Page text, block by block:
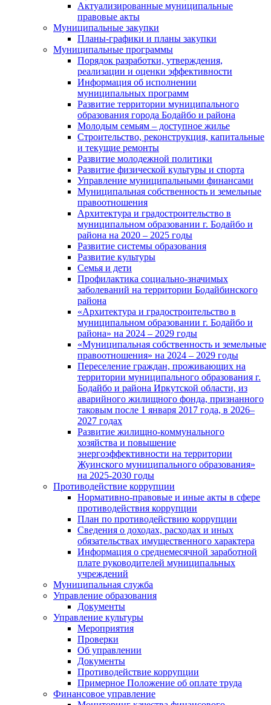
Актуализированные муниципальные
правовые акты
Муниципальные закупки
Планы-графики и планы закупки
Муниципальные программы
Порядок разработки, утверждения,
реализации и оценки эффективности
Информация об исполнении
муниципальных программ
Развитие территории муниципального
образования города Бодайбо и района
Молодым семьям – доступное жилье
Строительство, реконструкция, капитальные
и текущие ремонты
Развитие молодежной политики
Развитие физической культуры и спорта
Управление муниципальными финансами
Муниципальная собственность и земельные
правоотношения
Архитектура и градостроительство в
муниципальном образовании г. Бодайбо и
района на 2020 – 2025 годы
Развитие системы образования
Развитие культуры
Семья и дети
Профилактика социально-значимых
заболеваний на территории Бодайбинского
района
«Архитектура и градостроительство в
муниципальном образовании г. Бодайбо и
района» на 2024 – 2029 годы
«Муниципальная собственность и земельные
правоотношения» на 2024 – 2029 годы
Переселение граждан, проживающих на
территории муниципального образования г.
Бодайбо и района Иркутской области, из
аварийного жилищного фонда, признанного
таковым после 1 января 2017 года, в 2026–
2027 годах
Развитие жилищно-коммунального
хозяйства и повышение
энергоэффективности на территории
Жуинского муниципального образования»
на 2025-2030 годы
Противодействие коррупции
Нормативно-правовые и иные акты в сфере
противодействия коррупции
План по противодействию коррупции
Сведения о доходах, расходах и иных
обязательствах имущественного характера
Информация о среднемесячной заработной
плате руководителей муниципальных
учреждений
Муниципальная служба
Управление образования
Документы
Управление культуры
Мероприятия
Проверки
Об управлении
Документы
Противодействие коррупции
Примерное Положение об оплате труда
Финансовое управление